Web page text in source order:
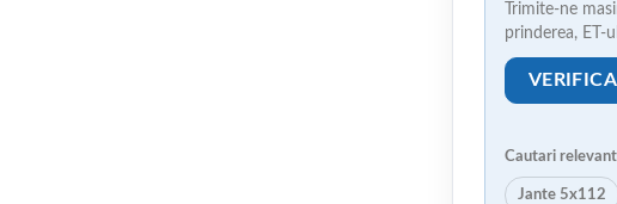
Trimite-ne
prinderea, ET-
Cautari
Jante 5x112